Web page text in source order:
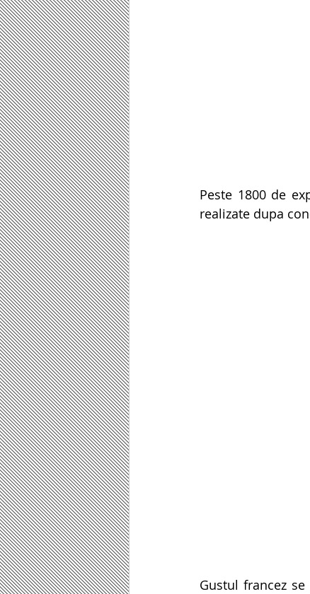
Peste 1800 de
realizate dupa
Gustul francez